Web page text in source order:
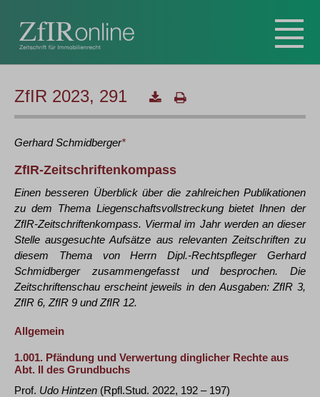
ZfIR 2023, 291
Gerhard Schmidberger*
ZfIR-Zeitschriftenkompass
Einen besseren Überblick über die zahlreichen Publikationen
zu dem Thema Liegenschaftsvollstreckung bietet Ihnen der
ZfIR-Zeitschriftenkompass. Viermal im Jahr werden an dieser
Stelle ausgesuchte Aufsätze aus relevanten Zeitschriften zu
diesem Thema von Herrn Dipl.-Rechtspfleger Gerhard
Schmidberger zusammengefasst und besprochen. Die
Zeitschriftenschau erscheint jeweils in den Ausgaben: ZfIR 3,
ZfIR 6, ZfIR 9 und ZfIR 12.
Allgemein
1.001. Pfändung und Verwertung dinglicher Rechte aus
Abt. II des Grundbuchs
Prof. Udo Hintzen (Rpfl.Stud. 2022, 192 – 197)